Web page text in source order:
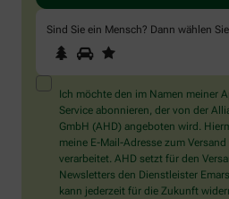
Sind Sie ein Mensch? Dann wählen
Sind
Sie
ein
Mensch?
Dann
wählen
Sie
bitte
den
Baum.
1 2
Ich möchte den im Namen meiner
Service abonnieren, der von der
GmbH (AHD) angeboten wird.
meine E-Mail-Adresse zum
verarbeitet. AHD setzt für den
Newsletters den Dienstleister
kann jederzeit für die Zukunft